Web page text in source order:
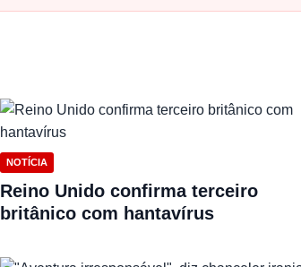
NOTÍCIA
Reino Unido confirma terceiro
britânico com hantavírus